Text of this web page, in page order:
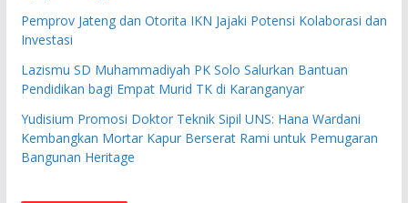
Pemprov Jateng dan Otorita IKN Jajaki Potensi Kolaborasi dan
Investasi
Lazismu SD Muhammadiyah PK Solo Salurkan Bantuan
Pendidikan bagi Empat Murid TK di Karanganyar
Yudisium Promosi Doktor Teknik Sipil UNS: Hana Wardani
Kembangkan Mortar Kapur Berserat Rami untuk Pemugaran
Bangunan Heritage